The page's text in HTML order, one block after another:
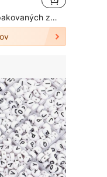
Vysoký počet opakovaných zákazníkov